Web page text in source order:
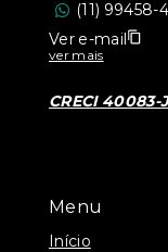
Menu
Início
(11) 99458-
Ver e-mail
ver mais
CRECI 40083-